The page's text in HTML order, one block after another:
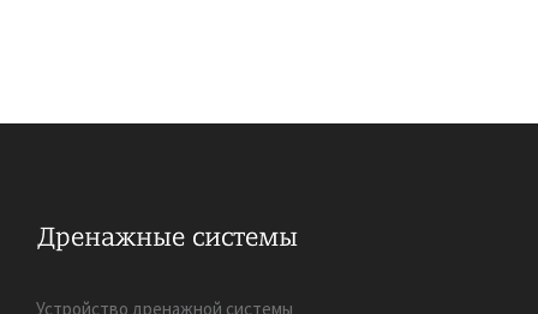
Устройство дренажной системы